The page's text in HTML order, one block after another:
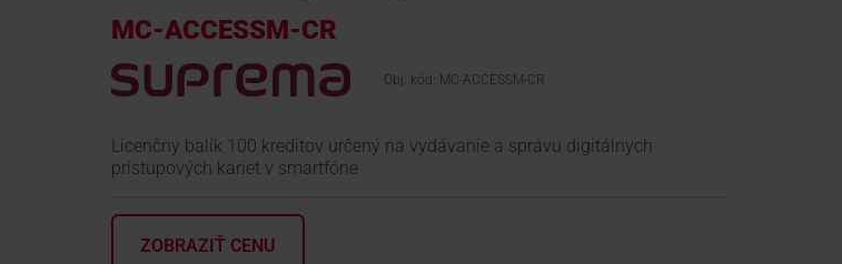
MC-ACCESSM-CR
Obj. kód: MC-ACCESSM-CR
Licenčný balík 100 kreditov určený na vydávanie a správu digitálnych
prístupových kariet v smartfóne
ZOBRAZIŤ CENU